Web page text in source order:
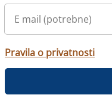
Pravila o privatnosti